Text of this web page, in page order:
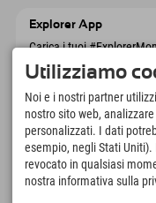
Explorer App
Carica i tuoi
lista dei desideri,
molto altro. Scaricalo
È tempo di momenti da
166
Laghi di montagna e
Utilizziamo
Noi e i nostri partner
nostro sito web,
personalizzati. I dati
esempio, negli Stati
revocato in qualsiasi
nostra informativa sulla